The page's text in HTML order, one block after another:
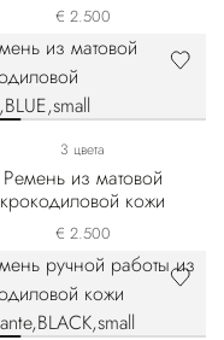
€ 2.500
3 цвета
Ремень из матовой
крокодиловой кожи
€ 2.500